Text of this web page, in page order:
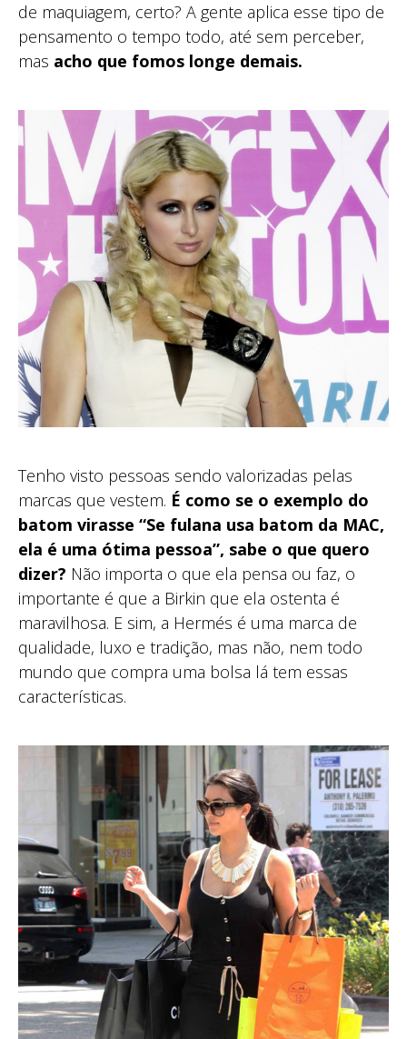
de maquiagem, certo? A gente aplica esse tipo de
pensamento o tempo todo, até sem perceber,
mas acho que fomos longe demais.
Tenho visto pessoas sendo valorizadas pelas
marcas que vestem. É como se o exemplo do
batom virasse “Se fulana usa batom da MAC,
ela é uma ótima pessoa”, sabe o que quero
dizer? Não importa o que ela pensa ou faz, o
importante é que a Birkin que ela ostenta é
maravilhosa. E sim, a Hermés é uma marca de
qualidade, luxo e tradição, mas não, nem todo
mundo que compra uma bolsa lá tem essas
características.